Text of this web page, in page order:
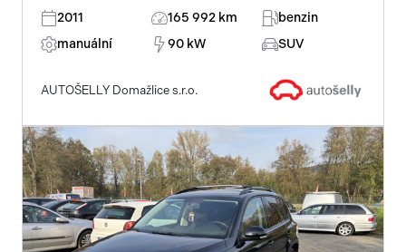
2011 165 992 km
benzin
manuální
90 kW SUV
AUTOŠELLY Domažlice s.r.o.